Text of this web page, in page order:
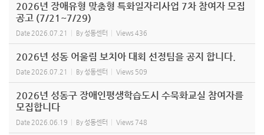
2026년 장애유형 맞춤형 특화일자리사업 7차 참여자 모집
공고 (7/21~7/29)
Date 2026.07.21 By성동센터 Views 436
2026년 성동 어울림 보치아 대회 선정팀을 공지 합니다.
Date 2026.07.21 By성동센터 Views 509
2026년 성동구 장애인평생학습도시 수묵화교실 참여자를
모집합니다
Date 2026.06.19 By성동센터 Views 748